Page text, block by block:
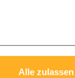
Alle zulassen